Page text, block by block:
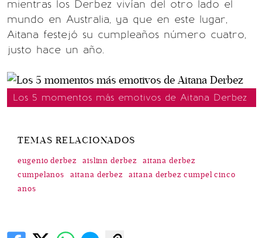
mientras los Derbez vivían del otro lado el
mundo en Australia, ya que en este lugar,
Aitana festejó su cumpleaños número cuatro,
justo hace un año.
Los 5 momentos más emotivos de Aitana Derbez
TEMAS RELACIONADOS
eugenio derbez aislinn derbez
aitana derbez
cumpelanos
aitana derbez
aitana derbez cumpel cinco
anos